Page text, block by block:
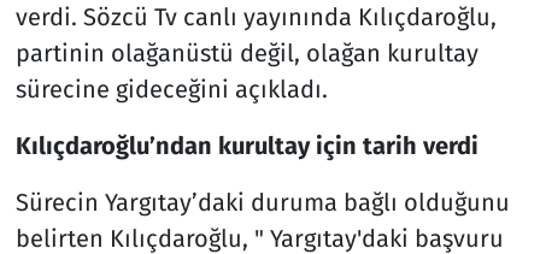
verdi. Sözcü Tv canlı yayınında Kılıçdaroğlu,
partinin olağanüstü değil, olağan kurultay
sürecine gideceğini açıkladı.
Kılıçdaroğlu’ndan kurultay için tarih verdi
Sürecin Yargıtay’daki duruma bağlı olduğunu
belirten Kılıçdaroğlu, " Yargıtay'daki başvuru